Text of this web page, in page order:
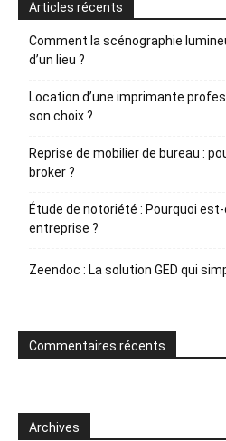
Articles récents
Comment la scénographie
d’un lieu ?
Location d’une imprimante
son choix ?
Reprise de mobilier de bureau :
broker ?
Étude de notoriété : Pourquoi
entreprise ?
Zeendoc : La solution GED qui
Commentaires récents
Archives